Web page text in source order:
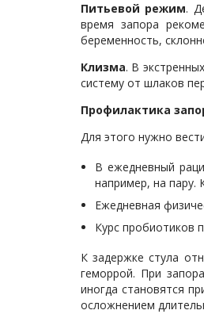
Питьевой режим.
время запора
беременность,
Клизма. В
систему от шлаков
Профилактика
Для этого нужно
В ежедневный
например, на пару.
Ежедневная
Курс пробиотиков
К задержке стула
геморрой. При
иногда становятся
осложнением